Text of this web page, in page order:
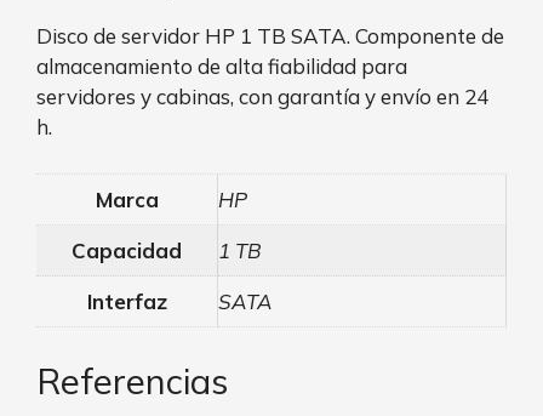
Disco de servidor HP 1 TB SATA. Componente de
almacenamiento de alta fiabilidad para
servidores y cabinas, con garantía y envío en 24
h.
Marca
HP
Capacidad
1 TB
Interfaz
SATA
Referencias